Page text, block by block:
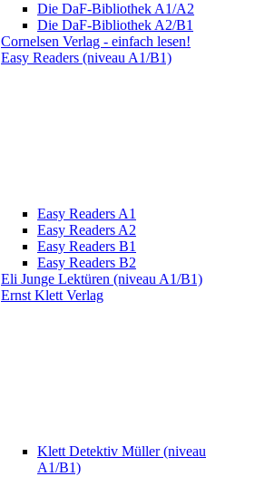
Die DaF-Bibliothek A1/A2
Die DaF-Bibliothek A2/B1
Cornelsen Verlag - einfach lesen!
Easy Readers (niveau A1/B1)
Easy Readers A1
Easy Readers A2
Easy Readers B1
Easy Readers B2
Eli Junge Lektüren (niveau A1/B1)
Ernst Klett Verlag
Klett Detektiv Müller (niveau
A1/B1)